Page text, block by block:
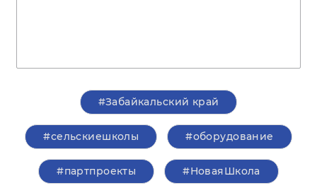
#Забайкальский край
#сельскиешколы #оборудование
#партпроекты #НоваяШкола